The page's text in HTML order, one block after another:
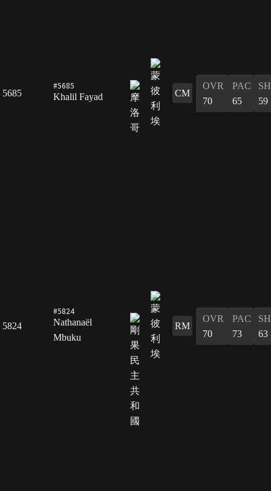
5685
#5685
Khalil Fayad
CM
OVR
70
PAC
65
59
5824
#5824
Nathanaël
Mbuku
RM
OVR
70
PAC
73
63